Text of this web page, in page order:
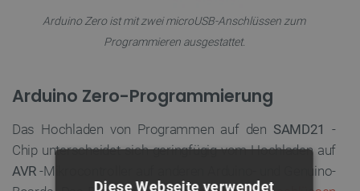
Arduino Zero ist mit zwei microUSB-Anschlüssen zum
Programmieren ausgestattet.
Arduino Zero-Programmierung
Das Hochladen von Programmen auf den SAMD21 -
Chip unterscheidet sich geringfügig vom Hochladen auf
AVR -Mikrocontroller auf anderen Arduino- und Genuino-
Diese Webseite verwendet